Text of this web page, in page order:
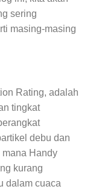
sering
masing-masing
Rating, adalah
tingkat
debu dan
mana Handy
kurang
dalam cuaca